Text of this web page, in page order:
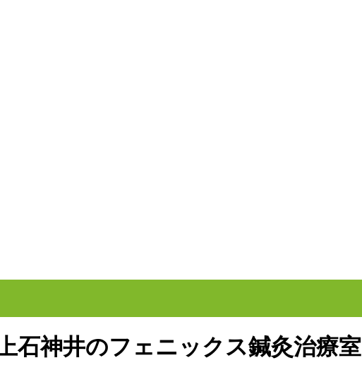
石神井のフェニックス鍼灸治療室